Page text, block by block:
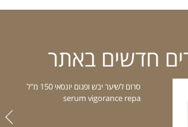
חדשים באתר
סרום לשיער יבש ופגום יונסאי 150 מ"ל
serum vigorance repa